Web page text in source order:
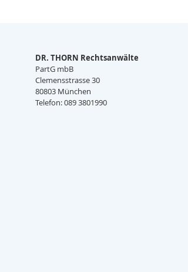
DR. THORN Rechtsanwälte
PartG mbB
Clemensstrasse 30
80803 München
Telefon: 089 3801990